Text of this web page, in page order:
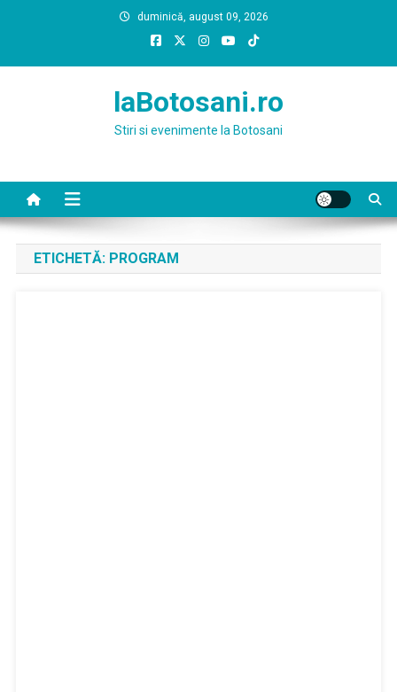
duminică, august 09, 2026
laBotosani.ro
Stiri si evenimente la Botosani
ETICHETĂ: PROGRAM